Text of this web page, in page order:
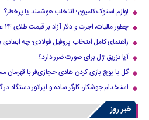
لوازم استوک کامیون؛ انتخاب هوشمند یا پرخطر؟
چطور مالیات، اجرت و دلار آزاد بر قیمت طلای ۲۴ عیار اثر می‌گذارد؟
راهنمای کامل انتخاب پروفیل فولادی: چه
آیا تزریق ژل برای صورت ضرر دارد​؟
گل یا پوچ بازی کردن هادی حجازی‌فر با قهرمان
استخدام جوشکار، کارگر ساده و اپراتور دستگاه
خبر روز